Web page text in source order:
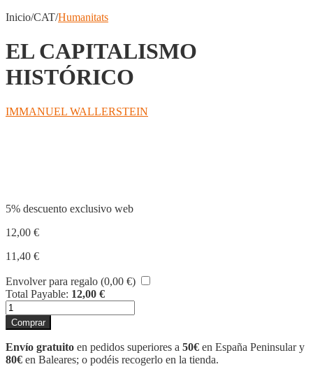
Inicio/CAT/Humanitats
EL CAPITALISMO
HISTÓRICO
IMMANUEL WALLERSTEIN
5% descuento exclusivo web
12,00 €
11,40 €
Envolver para regalo (0,00 €)
Total Payable: 12,00 €
EL
CAPITALISMO
HISTÓRICO
cantidad
Comprar
Envío gratuito en pedidos superiores a 50€ en España Peninsular y
80€ en Baleares; o podéis recogerlo en la tienda.